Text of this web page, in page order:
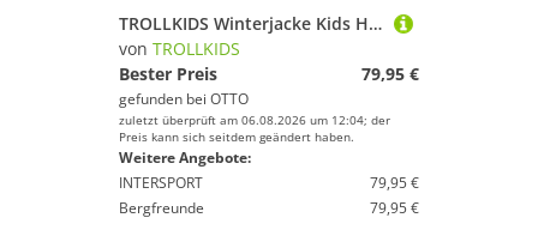
TROLLKIDS Winterjacke Kids Hafjell Snow Jacket Pro
von TROLLKIDS
Bester Preis
79,95 €
gefunden bei OTTO
zuletzt überprüft am 06.08.2026 um 12:04; der
Preis kann sich seitdem geändert haben.
Weitere Angebote:
INTERSPORT
79,95 €
Bergfreunde
79,95 €